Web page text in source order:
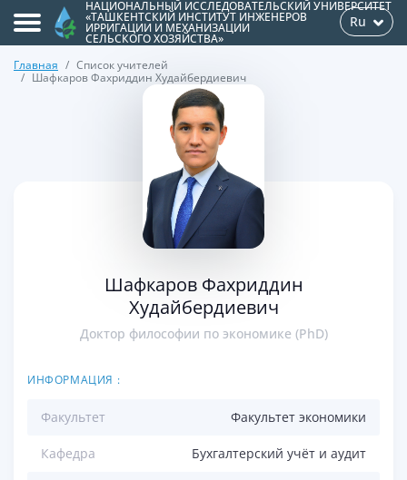
НАЦИОНАЛЬНЫЙ ИССЛЕДОВАТЕЛЬСКИЙ УНИВЕРСИТЕТ
«ТАШКЕНТСКИЙ ИНСТИТУТ ИНЖЕНЕРОВ
ИРРИГАЦИИ И МЕХАНИЗАЦИИ
СЕЛЬСКОГО ХОЗЯЙСТВА»
Ru
Главная
Список учителей
Шафкаров Фахриддин Худайбердиевич
Шафкаров Фахриддин
Худайбердиевич
Доктор философии по экономике (PhD)
ИНФОРМАЦИЯ :
Факультет Факультет экономики
Кафедра Бухгалтерский учёт и аудит